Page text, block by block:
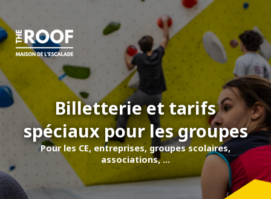
Billetterie et tarifs
spéciaux pour les groupes
Pour les CE, entreprises, groupes scolaires,
associations, ...